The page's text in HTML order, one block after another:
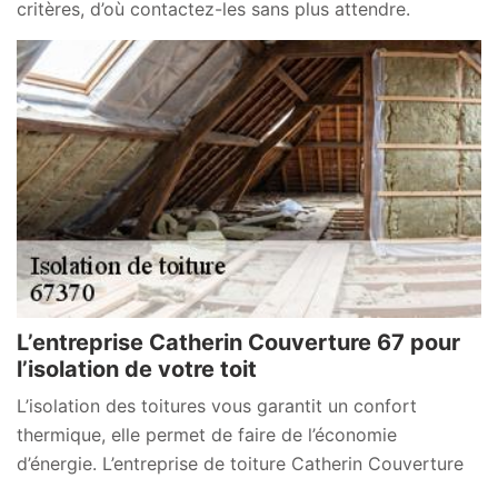
critères, d’où contactez-les sans plus attendre.
L’entreprise Catherin Couverture 67 pour
l’isolation de votre toit
L’isolation des toitures vous garantit un confort
thermique, elle permet de faire de l’économie
d’énergie. L’entreprise de toiture Catherin Couverture